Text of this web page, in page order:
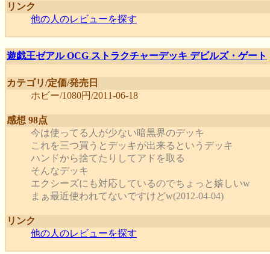
リンク
他の人のレビューを探す
遊戯王ゼアル OCG ストラクチャーデッキ デビルズ・ゲート
カテゴリ/定価/発売日
ホビー/1080円/2011-06-18
感想 98点
今は使ってる人が少ない暗黒界のデッキ
これを三つ買うとデッキが出来るというデッキ
ハンドから捨てたりしてアドを取る
そんなデッキ
エクシーズにも対応しているのでちょっと嬉しいw
まぁ最近使われてないですけどw(2012-04-04)
リンク
他の人のレビューを探す